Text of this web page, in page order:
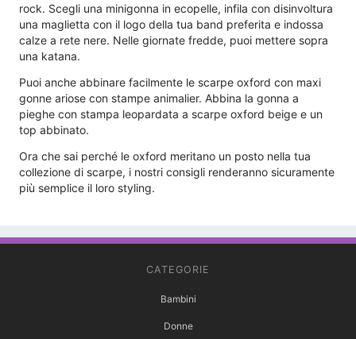
rock. Scegli una minigonna in ecopelle, infila con disinvoltura
una maglietta con il logo della tua band preferita e indossa
calze a rete nere. Nelle giornate fredde, puoi mettere sopra
una katana.
Puoi anche abbinare facilmente le scarpe oxford con maxi
gonne ariose con stampe animalier. Abbina la gonna a
pieghe con stampa leopardata a scarpe oxford beige e un
top abbinato.
Ora che sai perché le oxford meritano un posto nella tua
collezione di scarpe, i nostri consigli renderanno sicuramente
più semplice il loro styling.
CATEGORIE
Bambini
Donne